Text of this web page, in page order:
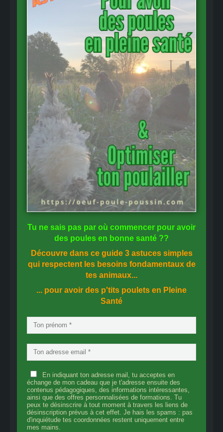
Tu ne sais pas par où commencer pour avoir
des poules en bonne santé ??
Découvre dans ce guide 3 astuces simples
qui respectent les besoins fondamentaux de
tes animaux...
... pour avoir des p'tits poulets en Pleine
Santé
En indiquant ton adresse mail, tu acceptes en
échange de mon cadeau que je t'adresse ensuite des
contenus pédagogiques, des informations intéressantes,
ainsi que des offres personnalisées de formations. Tu
peux te désinscrire à tout moment à travers les liens de
désinscription prévus à cet effet. Je hais les spams : pas
d'inquiétude tes coordonnées restent uniquement entre
mes mains.